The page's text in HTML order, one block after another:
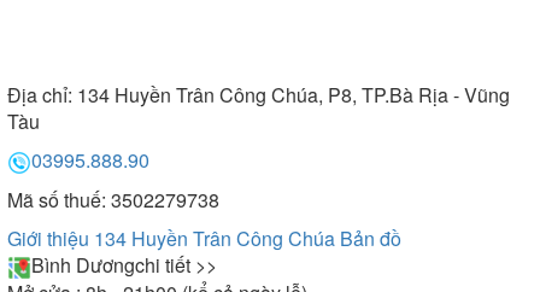
Địa chỉ: 134 Huyền Trân Công Chúa, P8, TP.Bà Rịa - Vũng
Tàu
03995.888.90
Mã số thuế: 3502279738
Giới thiệu 134 Huyền Trân Công Chúa Bản đồ
Bình Dươngchi tiết >>